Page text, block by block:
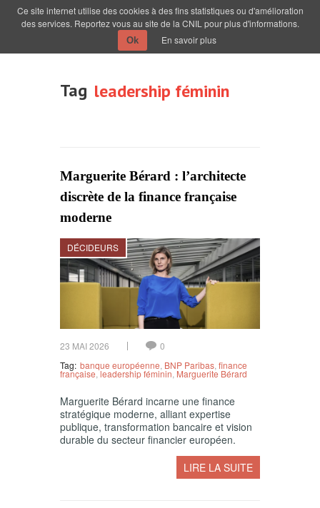
Tag leadership féminin
Marguerite Bérard : l’architecte
discrète de la finance française
moderne
DÉCIDEURS
23 MAI 2026
0
Tag: banque européenne BNP Paribas finance
française ,leadership féminin Marguerite Bérard
Marguerite Bérard incarne une finance
stratégique moderne, alliant expertise
publique, transformation bancaire et vision
durable du secteur financier européen.
LIRE LA SUITE
Ce site internet utilise des cookies à des fins statistiques ou d'amélioration
des services. Reportez vous au site de la CNIL pour plus d'informations.
Ok En savoir plus